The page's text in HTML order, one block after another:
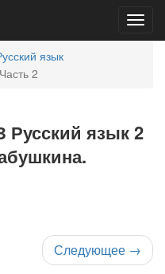
язык
2
Русский язык 2
Следующее →